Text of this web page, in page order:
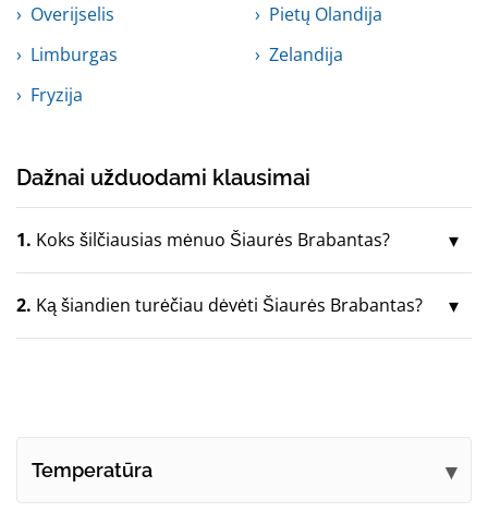
Overijselis
Pietų Olandija
Limburgas
Zelandija
Fryzija
Dažnai užduodami klausimai
1. Koks šilčiausias mėnuo Šiaurės Brabantas?
2. Ką šiandien turėčiau dėvėti Šiaurės Brabantas?
Temperatūra